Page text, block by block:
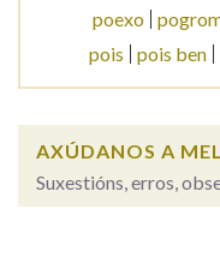
OUTRAS OPCIÓNS
Marcas gramaticais
poexo
pois
pois ben
AXÚDANOS A
Suxestións, erros,